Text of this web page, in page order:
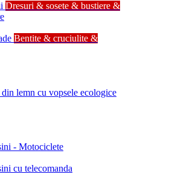
Dresuri & sosete & bustiere &
Bentite & cruciulite &
lemn cu vopsele ecologice
- Motociclete
cu telecomanda